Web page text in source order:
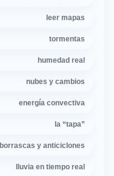
leer mapas
tormentas
humedad real
nubes y cambios
energía convectiva
la “tapa”
borrascas y anticiclones
lluvia en tiempo real